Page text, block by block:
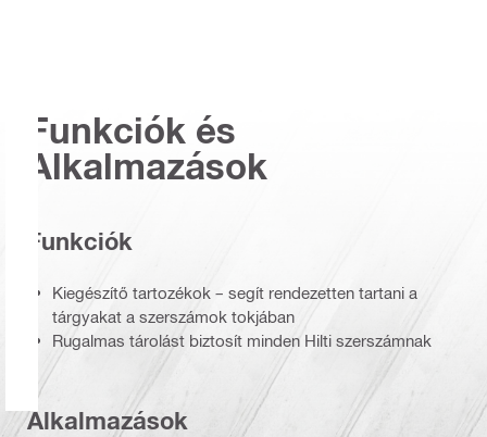
Funkciók és
Alkalmazások
Funkciók
Kiegészítő tartozékok – segít rendezetten tartani a
tárgyakat a szerszámok tokjában
Rugalmas tárolást biztosít minden Hilti szerszámnak
Alkalmazások